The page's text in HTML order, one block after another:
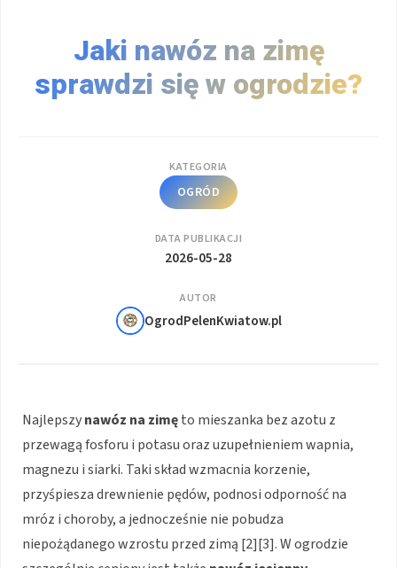
Jaki nawóz na zimę
sprawdzi się w ogrodzie?
KATEGORIA
OGRÓD
DATA PUBLIKACJI
2026-05-28
AUTOR
OgrodPelenKwiatow.pl
Najlepszynawóz na zimęto mieszanka bez azotu z
przewagą fosforu i potasu oraz uzupełnieniem wapnia,
magnezu i siarki. Taki skład wzmacnia korzenie,
przyśpiesza drewnienie pędów, podnosi odporność na
mróz i choroby, a jednocześnie nie pobudza
niepożądanego wzrostu przed zimą [2][3]. W ogrodzie